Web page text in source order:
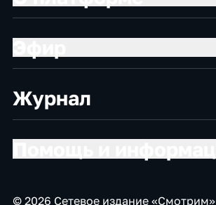
Журнал
© 2026 Сетевое издание «Смотрим»